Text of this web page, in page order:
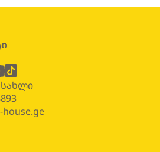
house.ge